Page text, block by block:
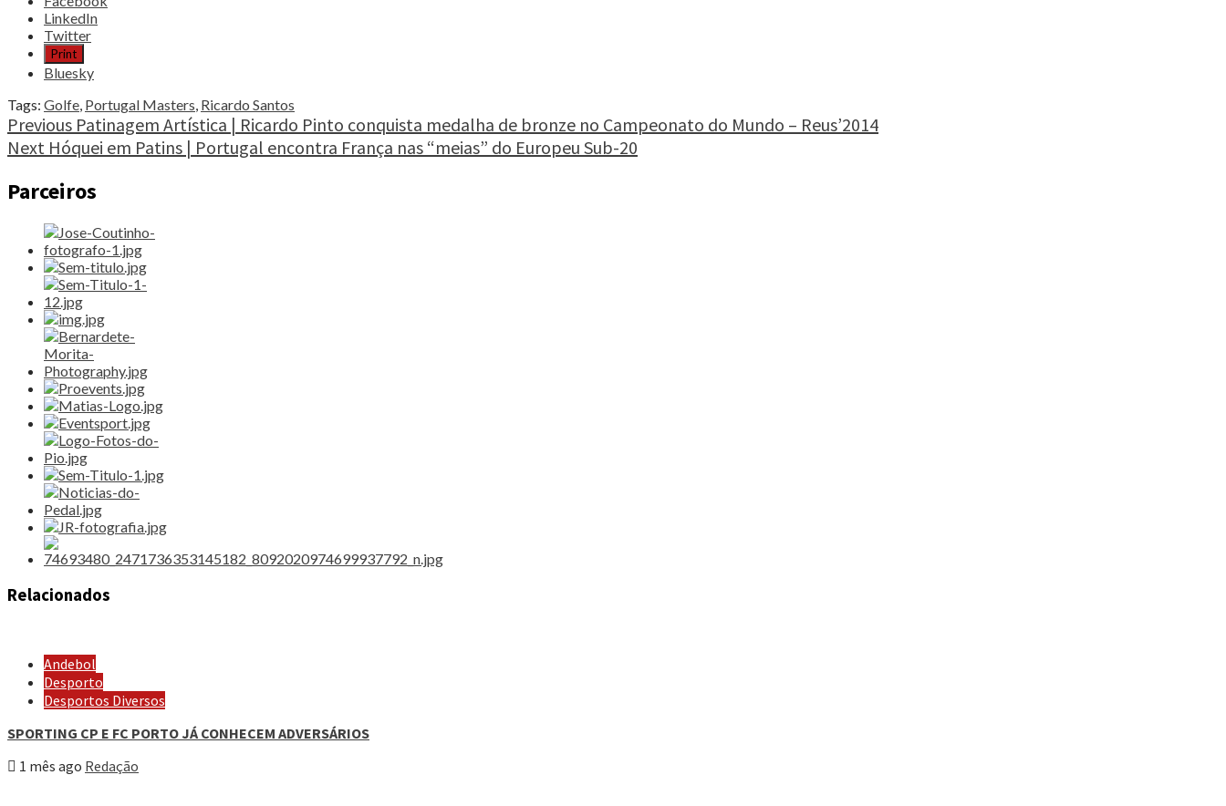
post
"Golfe
Portugal
Masters
–
Ricardo
elogia
repele
pressão"
LinkedIn
Twitter
Print
Bluesky
Tags: Golfe, Portugal Masters, Ricardo Santos
Continue
Reading
Previous Patinagem Artística | Ricardo Pinto conquista medalha de bronze no Campeonato do Mundo – Reus’2014
Next Hóquei em Patins | Portugal encontra França nas “meias” do Europeu Sub-20
Parceiros
Relacionados
Andebol
Desporto
Desportos Diversos
SPORTING CP E FC PORTO JÁ CONHECEM ADVERSÁRIOS
1 mês ago Redação